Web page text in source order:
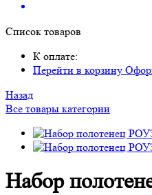
Список товаров
К оплате:
Перейти в корзину
Назад
Все товары категории
Набор